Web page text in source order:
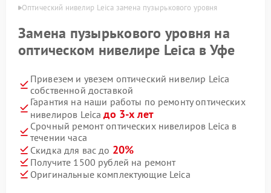
Оптический нивелир Leica замена пузырькового уровня
Замена пузырькового уровня на
оптическом нивелире Leica в Уфе
Привезем и увезем оптический нивелир Leica
собственной доставкой
Гарантия на наши работы по ремонту оптических
нивелиров Leicaдо 3-х лет
Срочный ремонт оптических нивелиров Leica в
течении часа
Скидка для вас до 20%
Получите 1500 рублей на ремонт
Оригинальные комплектующие Leica